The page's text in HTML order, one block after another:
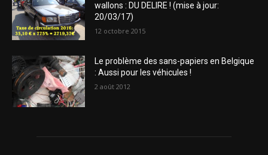
wallons : DU DELIRE ! (mise à jour:
20/03/17)
12 octobre 2015
Le problème des sans-papiers en Belgique
: Aussi pour les véhicules !
2 août 2012